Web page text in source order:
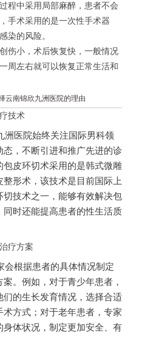
过程中采用局部麻醉，患者不会
手术采用的是一次性手术器
染的风险。
创伤小，术后恢复快，一般情况
周左右就可以恢复正常生活和
云南锦欣九洲医院的理由
技术
洲医院始终关注国际男科领
态，不断引进和推广先进的诊
包皮环切术采用的是韩式微雕
整形术，该技术是目前国际上
切技术之一，能够有效解决包
同时还能提高患者的性生活质
疗方案
会根据患者的具体情况制定
。例如，对于青少年患者，
们的生长发育情况，选择合适
术方式；对于老年患者，专家
身体状况，制定更加安全、有